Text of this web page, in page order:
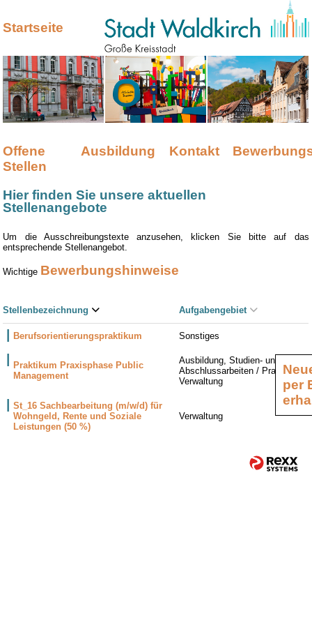
Startseite
Offene
Stellen
Ausbildung Kontakt
Hier finden Sie unsere aktuellen
Stellenangebote
Um die Ausschreibungstexte anzusehen, klicken Sie bitte auf das
entsprechende Stellenangebot.
Wichtige Bewerbungshinweise
Stellenbezeichnung Aufgabengebiet
Berufsorientierungspraktikum Sonstiges
Praktikum Praxisphase Public
Management
Ausbildung, Studien- und
Abschlussarbeiten / Praktika,
Verwaltung
St_16 Sachbearbeitung (m/w/d) für
Wohngeld, Rente und Soziale
Leistungen (50 %)
Verwaltung
per